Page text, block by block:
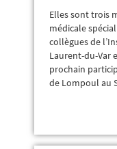
Elles sont trois
médicale
collègues de
Laurent-du-Var
prochain
de Lompoul au